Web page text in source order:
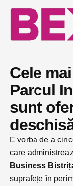
Cele
Parcul
sunt
E vorba de a
care
Business
suprafețe în